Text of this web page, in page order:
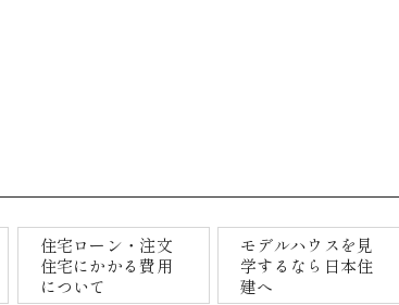
住宅ローン・注文
住宅にかかる費用
について
モデルハウスを見
学するなら日本住
建へ